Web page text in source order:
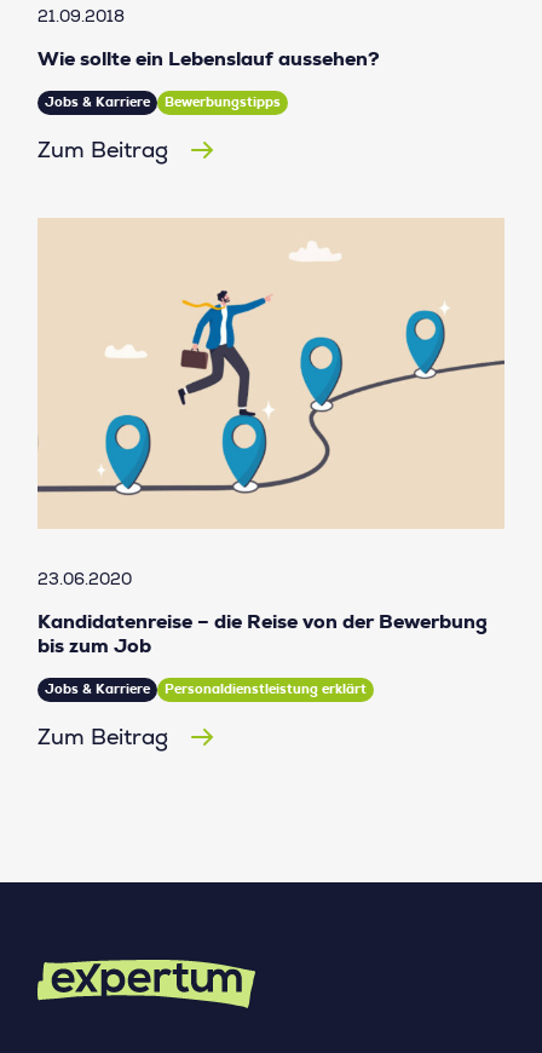
21.09.2018
Wie sollte ein Lebenslauf aussehen?
Jobs & Karriere Bewerbungstipps
Zum Beitrag
23.06.2020
Kandidatenreise – die Reise von der Bewerbung
bis zum Job
Jobs & Karriere Personaldienstleistung erklärt
Zum Beitrag